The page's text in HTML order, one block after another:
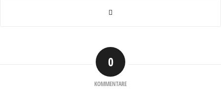
0
KOMMENTARE